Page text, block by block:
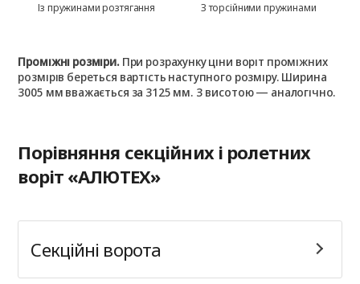
3125
3250
3125 880 903 927
3250 911 934 958
Із пружинами розтягання З торсійними пружинами
Проміжні розміри.При розрахунку ціни воріт проміжних
розмірів береться вартість наступного розміру. Ширина
3005 мм вважається за 3125 мм. З висотою — аналогічно.
Порівняння секційних і ролетних
воріт «АЛЮТЕХ»
Секційні ворота